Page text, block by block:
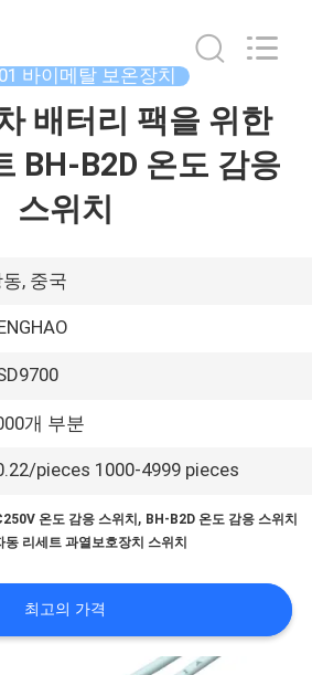
바이메탈 보온장치
배터리 팩을 위한
BH-B2D 온도 감응
스위치
, 중국
개 부분
pieces 1000-4999 pieces
온도 감응 스위치 , BH-B2D 온도 감응 스위치
동 리세트 과열보호장치 스위치
최고의 가격